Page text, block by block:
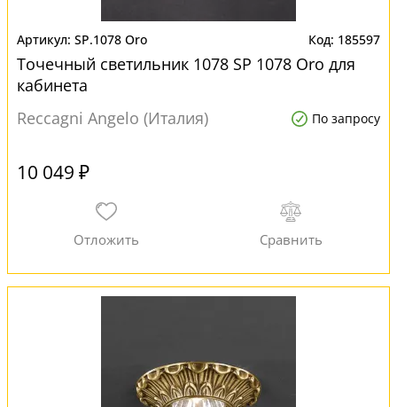
SP.1078 Oro 185597
Точечный светильник 1078 SP 1078 Oro для
кабинета
Reccagni Angelo (Италия)
По запросу
10 049 ₽